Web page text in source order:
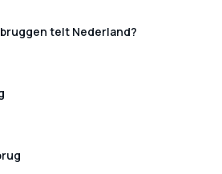
telt Nederland?